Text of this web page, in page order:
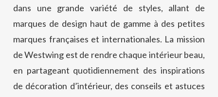
dans une grande variété de styles, allant de
marques de design haut de gamme à des petites
marques françaises et internationales. La mission
de Westwing est de rendre chaque intérieur beau,
en partageant quotidiennement des inspirations
de décoration d’intérieur, des conseils et astuces